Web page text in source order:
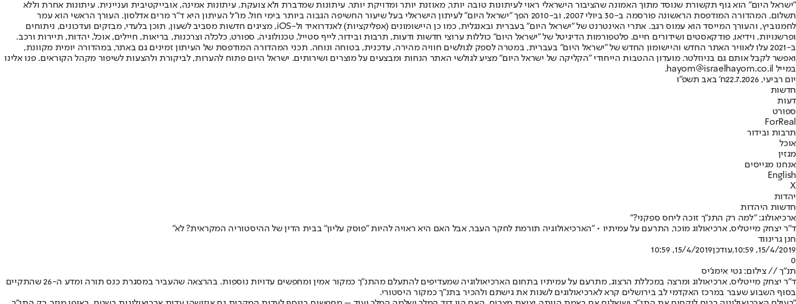
"ישראל היום" הוא גוף תקשורת שנוסד מתוך האמונה שהציבור הישראלי ראוי לעיתונות טובה יותר, מאוזנת יותר ומדויקת יותר. עיתונות שמדברת ולא צועקת. עיתונות אמינה, אובייקטיבית ועניינית. עיתונות אחרת וללא
תשלום. המהדורה המודפסת הראשונה פורסמה ב-30 ביולי 2007, וב-2010 הפך "ישראל היום" לעיתון הישראלי בעל שיעור החשיפה הגבוה ביותר בימי חול. מו"ל העיתון היא ד"ר מרים אדלסון. העורך הראשי הוא עמר
לחמנוביץ, והעורך המייסד הוא עמוס רגב. אתרי האינטרנט של "ישראל היום" בעברית ובאנגלית, כמו כן היישומונים (אפליקציות) לאנדרואיד ול-iOS, מציגים חדשות מסביב לשעון, תוכן בלעדי, מבזקים ועדכונים, ניתוחים
ופרשנויות, וידיאו, פודקאסטים ושידורים חיים. פלטפורמות הדיגיטל של "ישראל היום" כוללות ערוצי חדשות ודעות, תרבות ובידור, לייף סטייל, טכנולוגיה, ספורט, כלכלה וצרכנות, בריאות, חיילים, אוכל, יהדות, תיירות ורכב.
ב-2021 עלו לאוויר האתר החדש והיישומון החדש של "ישראל היום" בעברית, במטרה לספק לגולשים חוויה מהירה, עדכנית, בטוחה ונוחה. תכני המהדורה המודפסת של העיתון זמינים גם באתר, במהדורה יומית מקוונת,
ואפשר לקבל אותם גם בניוזלטר. מועדון ההטבות הייחודי "הקליקה של ישראל היום" מציע לגולשי האתר הנחות ומבצעים על מוצרים ושירותים. ישראל היום פתוח להערות, לביקורת ולהצעות לשיפור מקהל הקוראים. פנו אלינו
במייל hayom@israelhayom.co.il.
יום רביעי, 22.7.2026
ח' באב תשפ"ו
חדשות
דעות
ספורט
ForReal
תרבות ובידור
אוכל
מגזין
אנחנו מגייסים
English
X
יהדות
חדשות היהדות
ארכיאולוג: "למה רק התנ"ך זוכה ליחס ספקני?"
ד"ר יצחק מייטליס, ארכיאולוג מוכר, התרעם על עמיתיו • "הארכיאולוגיה תורמת לחקר העבר, אבל האם היא ראויה להיות "פוסק עליון" בבית הדין של ההיסטוריה המקראית? לא"
חנן גרינווד
15/4/2019, 10:59
,עודכן15/4/2019, 10:59
0
תנ"ך // צילום: גטי אימג'יס
ד"ר יצחק מייטליס, ארכיאולוג ומרצה במכללת הרצוג, מתרעם על עמיתיו בתחום הארכיאולוגיה שמעדיפים להתעלם מהתנ"ך כמקור אמין ומחפשים עדויות נוספות. בהרצאה שהעביר במסגרת כנס תורה ומדע ה-26 שהתקיים
בסוף השבוע שעבר במרכז האקדמי לב בירושלים קרא לארכיאולוגים לשנות את גישתם ולהכיר בתנ"ך כמקור היסטורי.